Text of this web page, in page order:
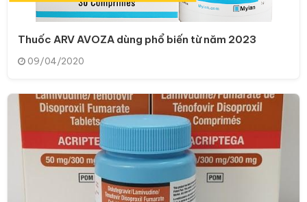
Thuốc ARV AVOZA dùng phổ biến từ năm 2023
09/04/2020